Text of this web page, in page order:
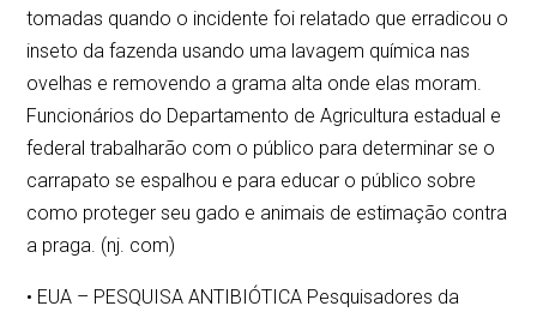
tomadas quando o incidente foi relatado que erradicou o
inseto da fazenda usando uma lavagem química nas
ovelhas e removendo a grama alta onde elas moram.
Funcionários do Departamento de Agricultura estadual e
federal trabalharão com o público para determinar se o
carrapato se espalhou e para educar o público sobre
como proteger seu gado e animais de estimação contra
a praga. (nj. com)
• EUA – PESQUISA ANTIBIÓTICA Pesquisadores da